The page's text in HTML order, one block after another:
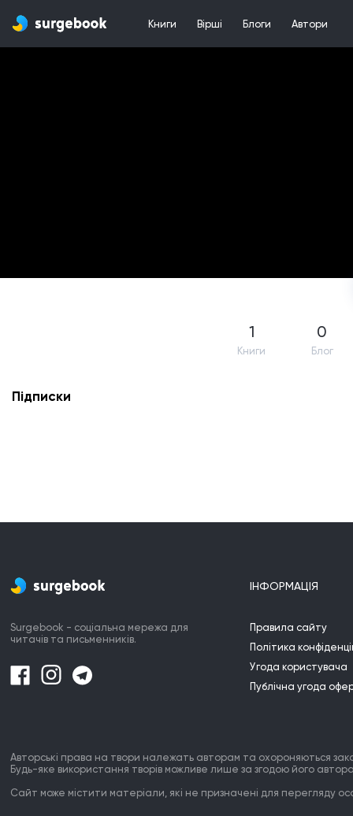
Книги Вірші Блоги Автори
1
Книги
0
Блог
Підписки
Surgebook - соціальна мережа для
читачів та письменників.
ІНФОРМАЦІЯ
Правила сайту
Політика
Угода користувача
Публічна угода
Авторські права на твори належать авторам та охороняються
Будь-яке використання творів можливе лише за згодою його
Сайт може містити матеріали, які не призначені для перегляду